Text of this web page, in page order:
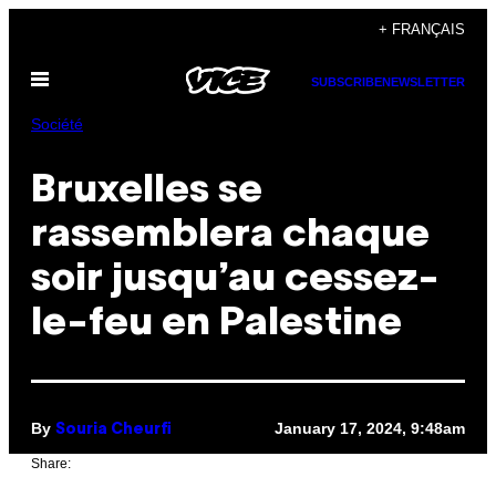
content
+ FRANÇAIS
Open
SUBSCRIBENEWSLETTER
Société
Bruxelles se
rassemblera chaque
soir jusqu’au cessez-
le-feu en Palestine
By Souria Cheurfi January 17, 2024, 9:48am
Share: